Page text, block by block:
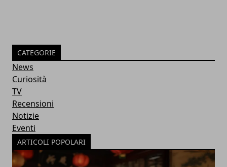
CATEGORIE
News
Curiosità
TV
Recensioni
Notizie
Eventi
ARTICOLI POPOLARI